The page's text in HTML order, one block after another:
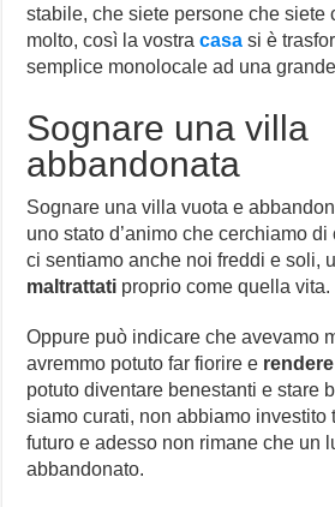
stabile, che siete persone che siete
molto, così la vostracasa si è
semplice monolocale ad una
Sognare una villa
abbandonata
Sognare una villa vuota e
uno stato d’animo che cerchiamo
ci sentiamo anche noi freddi e soli,
maltrattati proprio come quella vita.
Oppure può indicare che avevamo
avremmo potuto far fiorire e
potuto diventare benestanti e stare
siamo curati, non abbiamo investito
futuro e adesso non rimane che un
abbandonato.